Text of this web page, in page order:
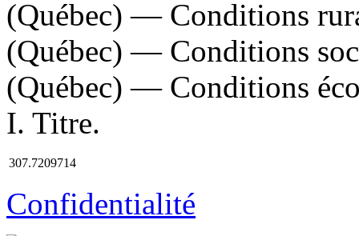
(Québec) — Conditions
(Québec) — Conditions
(Québec) — Conditions
I. Titre.
307.7209714
Confidentialité